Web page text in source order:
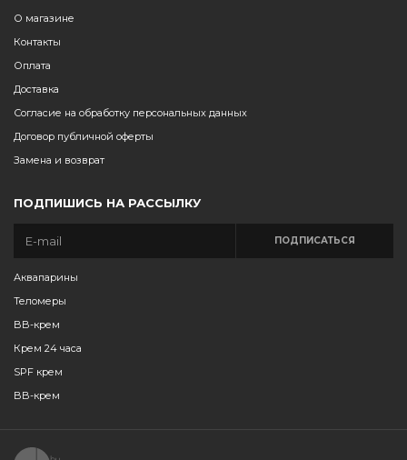
О магазине
Контакты
Оплата
Доставка
Согласие на обработку персональных данных
Договор публичной оферты
Замена и возврат
ПОДПИШИСЬ НА РАССЫЛКУ
ПОДПИСАТЬСЯ
Аквапарины
Теломеры
BB-крем
Крем 24 часа
SPF крем
BB-крем